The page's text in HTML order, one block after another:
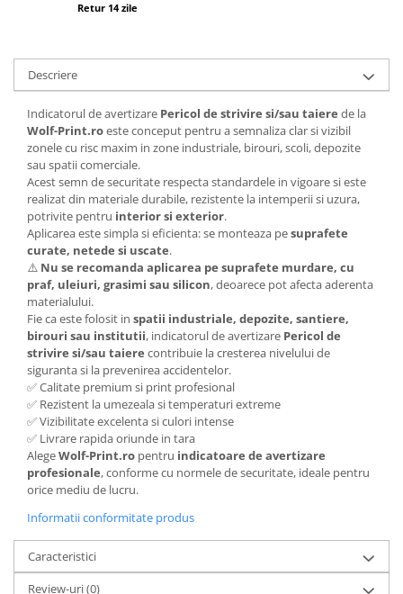
Retur 14 zile
Descriere
Indicatorul de avertizare Pericol de strivire si/sau taiere de la
Wolf-Print.roeste conceput pentru a semnaliza clar si vizibil
zonele cu risc maxim in zone industriale, birouri, scoli, depozite
sau spatii comerciale.
Acest semn de securitate respecta standardele in vigoare si este
realizat din materiale durabile, rezistente la intemperii si uzura,
potrivite pentru interior si exterior.
Aplicarea este simpla si eficienta: se monteaza pesuprafete
curate, netede si uscate.
⚠️ Nu se recomanda aplicarea pe suprafete murdare, cu
praf, uleiuri, grasimi sau silicon, deoarece pot afecta aderenta
materialului.
Fie ca este folosit in spatii industriale, depozite, santiere,
birouri sau institutii, indicatorul de avertizare Pericol de
strivire si/sau taiere contribuie la cresterea nivelului de
siguranta si la prevenirea accidentelor.
✅ Calitate premium si print profesional
✅ Rezistent la umezeala si temperaturi extreme
✅ Vizibilitate excelenta si culori intense
✅ Livrare rapida oriunde in tara
AlegeWolf-Print.ro pentru indicatoare de avertizare
profesionale, conforme cu normele de securitate, ideale pentru
orice mediu de lucru.
Informatii conformitate produs
Caracteristici
Review-uri(0)